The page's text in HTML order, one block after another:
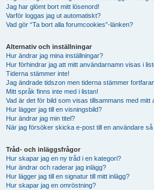
Jag har glömt bort mitt lösenord!
Varför loggas jag ut automatiskt?
Vad gör “Ta bort alla forumcookies”-länken?
Alternativ och inställningar
Hur ändrar jag mina inställningar?
Hur förhindrar jag att mitt användarnamn visas i
Tiderna stämmer inte!
Jag ändrade tidszon men tiderna stämmer
Mitt språk finns inte med i listan!
Vad är det för bild som visas tillsammans med mitt
Hur lägger jag till en visningsbild?
Hur ändrar jag min titel?
När jag försöker skicka e-post till en användare
Tråd- och inläggsfrågor
Hur skapar jag en ny tråd i en kategori?
Hur ändrar och raderar jag inlägg?
Hur lägger jag till en signatur till mitt inlägg?
Hur skapar jag en omröstning?